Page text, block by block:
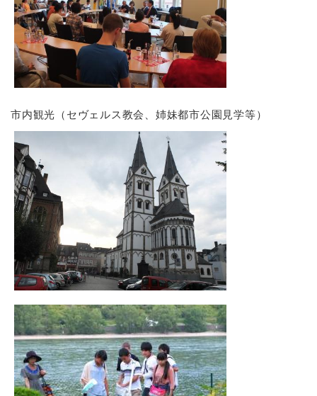
市内観光（セヴェルス教会、姉妹都市公園見学等）